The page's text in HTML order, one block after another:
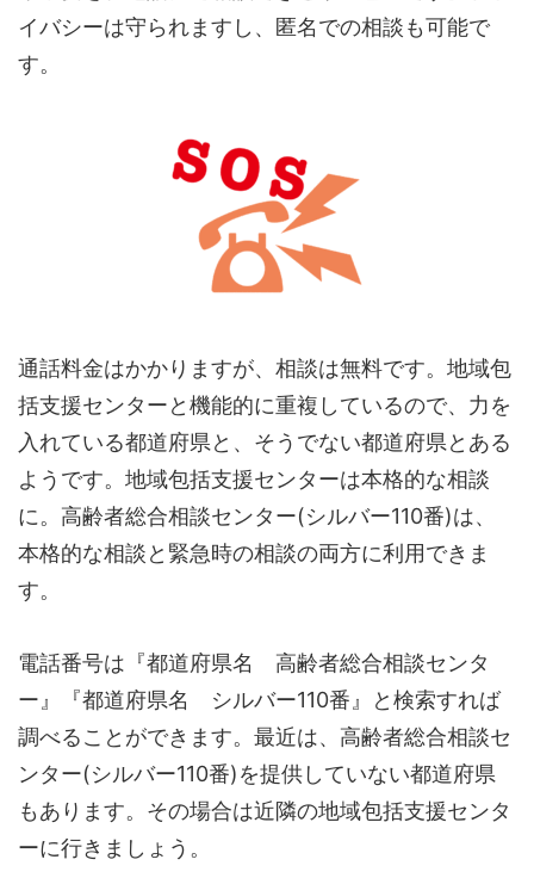
イバシーは守られますし、匿名での相談も可能で
す。
通話料金はかかりますが、相談は無料です。地域包
括支援センターと機能的に重複しているので、力を
入れている都道府県と、そうでない都道府県とある
ようです。地域包括支援センターは本格的な相談
に。高齢者総合相談センター(シルバー110番)は、
本格的な相談と緊急時の相談の両方に利用できま
す。
電話番号は『都道府県名 高齢者総合相談センタ
ー』『都道府県名 シルバー110番』と検索すれば
調べることができます。最近は、高齢者総合相談セ
ンター(シルバー110番)を提供していない都道府県
もあります。その場合は近隣の地域包括支援センタ
ーに行きましょう。